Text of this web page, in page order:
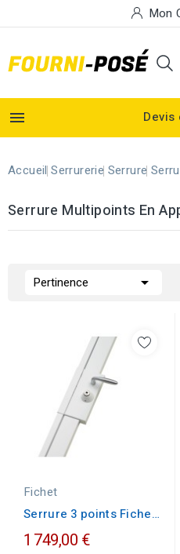
Mon
 Devis
Accueil Serrurerie Serrure
Serrure Multipoints En
Pertinence 
Fichet
Serrure 3 points Fichet
en applique...
1 749,00 €